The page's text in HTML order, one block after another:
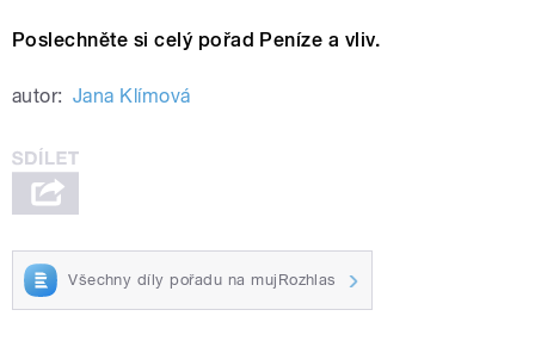
Poslechněte si celý pořad Peníze a vliv.
autor: Jana Klímová
Všechny díly pořadu na mujRozhlas